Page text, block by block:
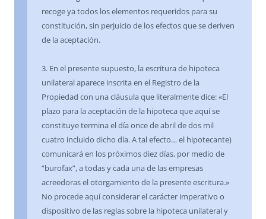
recoge ya todos los elementos requeridos para su
constitución, sin perjuicio de los efectos que se deriven
de la aceptación.
3. En el presente supuesto, la escritura de hipoteca
unilateral aparece inscrita en el Registro de la
Propiedad con una cláusula que literalmente dice: «El
plazo para la aceptación de la hipoteca que aquí se
constituye termina el día once de abril de dos mil
cuatro incluido dicho día. A tal efecto… el hipotecante)
comunicará en los próximos diez días, por medio de
“burofax”, a todas y cada una de las empresas
acreedoras el otorgamiento de la presente escritura.»
No procede aquí considerar el carácter imperativo o
dispositivo de las reglas sobre la hipoteca unilateral y